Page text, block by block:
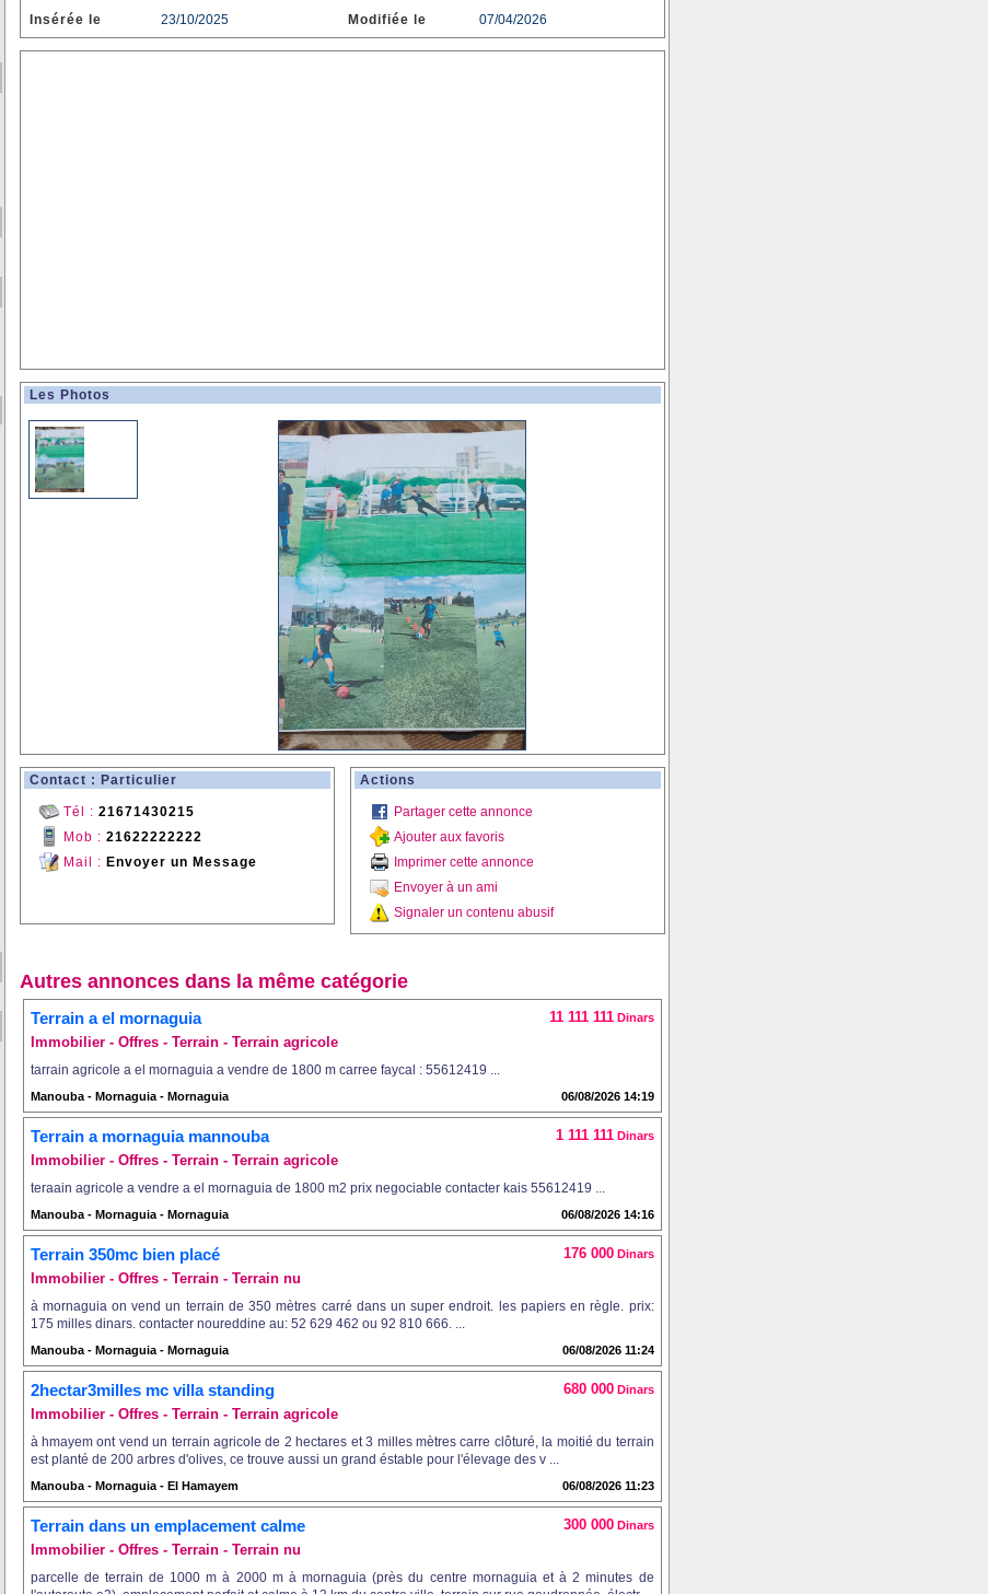
Insérée le
23/10/2025 Modifiée le 07/04/2026
Les Photos
Contact : Particulier
Tél : 21671430215
Mob : 21622222222
Mail : Envoyer un Message
Actions
Partager cette annonce
Ajouter aux favoris
Imprimer cette annonce
Envoyer à un ami
Signaler un contenu abusif
Autres annonces dans la même catégorie
Terrain a el mornaguia 11 111 111 Dinars
Immobilier - Offres - Terrain - Terrain agricole
tarrain agricole a el mornaguia a vendre de 1800 m carree faycal : 55612419 ...
Manouba - Mornaguia - Mornaguia 06/08/2026 14:19
Terrain a mornaguia mannouba 1 111 111 Dinars
Immobilier - Offres - Terrain - Terrain agricole
teraain agricole a vendre a el mornaguia de 1800 m2 prix negociable contacter kais 55612419 ...
Manouba - Mornaguia - Mornaguia 06/08/2026 14:16
Terrain 350mc bien placé 176 000 Dinars
Immobilier - Offres - Terrain - Terrain nu
à mornaguia on vend un terrain de 350 mètres carré dans un super endroit. les papiers en règle. prix:
175 milles dinars. contacter noureddine au: 52 629 462 ou 92 810 666. ...
Manouba - Mornaguia - Mornaguia 06/08/2026 11:24
2hectar3milles mc villa standing 680 000 Dinars
Immobilier - Offres - Terrain - Terrain agricole
à hmayem ont vend un terrain agricole de 2 hectares et 3 milles mètres carre clôturé, la moitié du terrain
est planté de 200 arbres d'olives, ce trouve aussi un grand éstable pour l'élevage des v ...
Manouba - Mornaguia - El Hamayem 06/08/2026 11:23
Terrain dans un emplacement calme 300 000 Dinars
Immobilier - Offres - Terrain - Terrain nu
parcelle de terrain de 1000 m à 2000 m à mornaguia (près du centre mornaguia et à 2 minutes de